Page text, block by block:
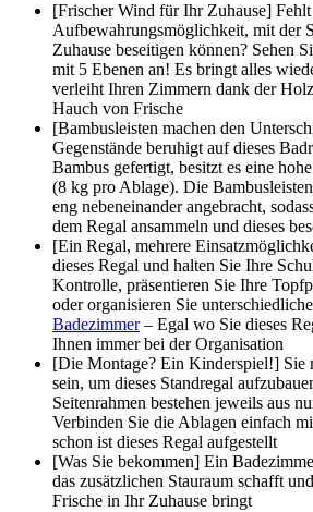
[Frischer Wind für Ihr Zuhause]
Aufbewahrungsmöglichkeit, mit der
Zuhause beseitigen können? Sehen
mit 5 Ebenen an! Es bringt alles
verleiht Ihren Zimmern dank der
Hauch von Frische
[Bambusleisten machen den
Gegenstände beruhigt auf dieses
Bambus gefertigt, besitzt es eine
(8 kg pro Ablage). Die
eng nebeneinander angebracht,
dem Regal ansammeln und dieses
[Ein Regal, mehrere
dieses Regal und halten Sie Ihre
Kontrolle, präsentieren Sie Ihre
oder organisieren Sie
Badezimmer– Egal wo Sie dieses
Ihnen immer bei der Organisation
[Die Montage? Ein Kinderspiel!] Sie
sein, um dieses Standregal
Seitenrahmen bestehen jeweils aus
Verbinden Sie die Ablagen einfach
schon ist dieses Regal aufgestellt
[Was Sie bekommen] Ein
das zusätzlichen Stauraum schafft
Frische in Ihr Zuhause bringt